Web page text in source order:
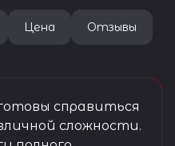
Цена Отзывы
справиться
сложности.